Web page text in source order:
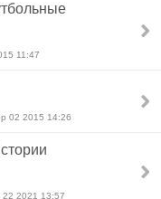
11:47
02 2015 14:26
22 2021 13:57